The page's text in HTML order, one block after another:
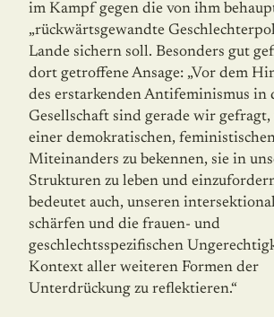
im Kampf gegen die von ihm
„rückwärtsgewandte
Lande sichern soll. Besonders gut
dort getroffene Ansage: „Vor dem
des erstarkenden Antifeminismus in
Gesellschaft sind gerade wir gefragt,
einer demokratischen,
Miteinanders zu bekennen, sie in
Strukturen zu leben und
bedeutet auch, unseren
schärfen und die frauen- und
geschlechtsspezifischen
Kontext aller weiteren Formen der
Unterdrückung zu reflektieren.“